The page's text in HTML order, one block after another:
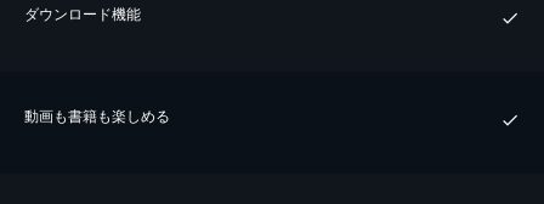
ダウンロード機能
動画も書籍も楽しめる